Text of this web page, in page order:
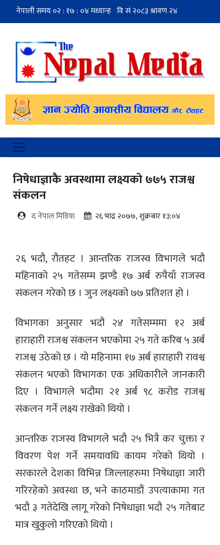
निषेधाज्ञाकै अवस्थामा लक्ष्यको ७७५ राजश्व
संकलन
द नेपाल मिडिया २६ भाद्र २०७७, शुक्रबार १३:०४
२६ भदौ, रौतहट । आन्तरिक राजस्व विभागले भदौ
महिनाको २५ गतेसम्म झण्डै १७ अर्ब रुपैयाँ राजस्व
संकलन गरेको छ । जुन लक्ष्यको ७७ प्रतिशत हो ।
विभागका अनुसार भदौ २४ गतेसम्ममा १२ अर्ब
हाराहारी राजश्व संकलन भएकोमा २५ गते करिब ५ अर्ब
राजश्व उठेको छ । यो महिनामा १७ अर्ब हाराहारी रावश्व
संकलन भएको विभागका एक अधिकारीले जानकारी
दिए । विभागले भदौमा २१ अर्ब ९८ करोड राजश्व
संकलन गर्ने लक्ष्य राखेको थियो ।
आन्तरिक राजस्व विभागले भदौ २५ भित्रै कर चुक्ता र
विवरण पेश गर्ने समयावधि कायम गरेको थियो ।
सरकारले देशका विभिन्न जिल्लाहरुमा निषेधाज्ञा जारी
गरिरहेको अवस्था छ, भने काठमाडौं उपत्याकामा गत
भदौ ३ गतेदेखि लागू गरेको निषेधाज्ञा भदौ २५ गतेबाट
मात्र खुकुलो गरिएको थियो ।